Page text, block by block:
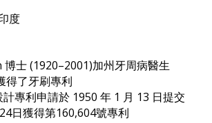
度
士 (1920–2001)加州牙周病醫生
得了牙刷專利
專利申請於 1950 年 1 月 13 日提交
日獲得第160,604號專利